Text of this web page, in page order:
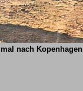
nach Kopenhagen